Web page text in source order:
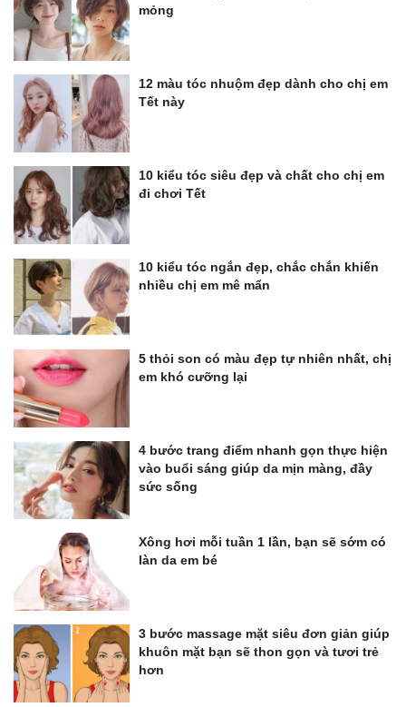
mỏng
12 màu tóc nhuộm đẹp dành cho chị em
Tết này
10 kiểu tóc siêu đẹp và chất cho chị em
đi chơi Tết
10 kiểu tóc ngắn đẹp, chắc chắn khiến
nhiều chị em mê mẩn
5 thỏi son có màu đẹp tự nhiên nhất, chị
em khó cưỡng lại
4 bước trang điểm nhanh gọn thực hiện
vào buổi sáng giúp da mịn màng, đầy
sức sống
Xông hơi mỗi tuần 1 lần, bạn sẽ sớm có
làn da em bé
3 bước massage mặt siêu đơn giản giúp
khuôn mặt bạn sẽ thon gọn và tươi trẻ
hơn